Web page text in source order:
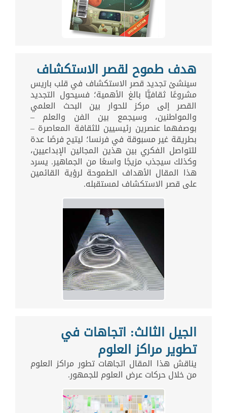
هدف طموح لقصر الاستكشاف
سينشئ تجديد قصر الاستكشاف في قلب باريس
مشروعًا ثقافيًّا بالغ الأهمية؛ فسيحول التجديد
القصر إلى مركز للحوار بين البحث العلمي
والمواطنين، وسيجمع بين الفن والعلم –
بوصفهما عنصرين رئيسيين للثقافة المعاصرة –
بطريقة غير مسبوقة في فرنسا؛ ليتيح فرصًا عدة
للتواصل الفكري بين هذين المجالين الإبداعيين،
وكذلك سيجذب مزيجًا واسعًا من الجماهير. يسرد
هذا المقال الأهداف الطموحة لرؤية القائمين
على قصر الاستكشاف لمستقبله.
الجيل الثالث: اتجاهات في
تطوير مراكز العلوم
يناقش هذا المقال اتجاهات تطور مراكز العلوم
من خلال حركات عرض العلوم للجمهور.